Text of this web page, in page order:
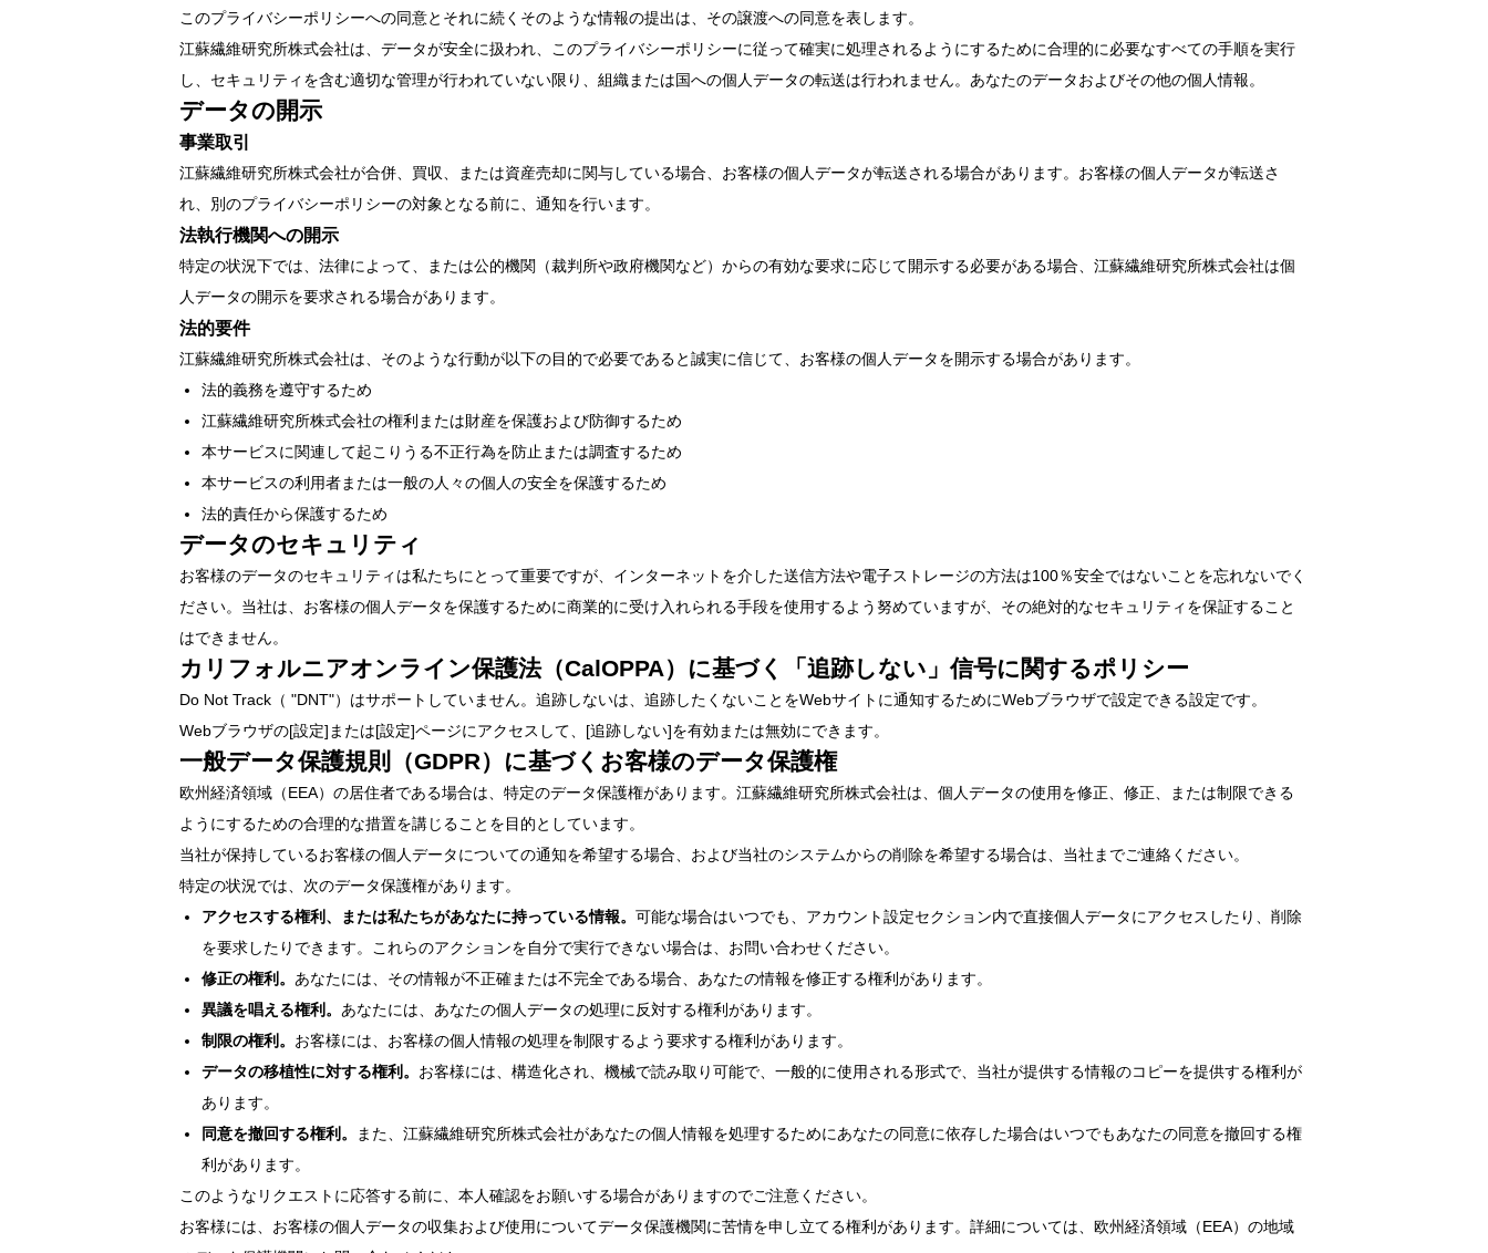
このプライバシーポリシーへの同意とそれに続くそのような情報の提出は、その譲渡への同意を表します。
江蘇繊維研究所株式会社は、データが安全に扱われ、このプライバシーポリシーに従って確実に処理されるようにするために合理的に必要なすべての手順を実行
し、セキュリティを含む適切な管理が行われていない限り、組織または国への個人データの転送は行われません。あなたのデータおよびその他の個人情報。
データの開示
事業取引
江蘇繊維研究所株式会社が合併、買収、または資産売却に関与している場合、お客様の個人データが転送される場合があります。お客様の個人データが転送さ
れ、別のプライバシーポリシーの対象となる前に、通知を行います。
法執行機関への開示
特定の状況下では、法律によって、または公的機関（裁判所や政府機関など）からの有効な要求に応じて開示する必要がある場合、江蘇繊維研究所株式会社は個
人データの開示を要求される場合があります。
法的要件
江蘇繊維研究所株式会社は、そのような行動が以下の目的で必要であると誠実に信じて、お客様の個人データを開示する場合があります。
法的義務を遵守するため
江蘇繊維研究所株式会社の権利または財産を保護および防御するため
本サービスに関連して起こりうる不正行為を防止または調査するため
本サービスの利用者または一般の人々の個人の安全を保護するため
法的責任から保護するため
データのセキュリティ
お客様のデータのセキュリティは私たちにとって重要ですが、インターネットを介した送信方法や電子ストレージの方法は100％安全ではないことを忘れないでく
ださい。当社は、お客様の個人データを保護するために商業的に受け入れられる手段を使用するよう努めていますが、その絶対的なセキュリティを保証すること
はできません。
カリフォルニアオンライン保護法（CalOPPA）に基づく「追跡しない」信号に関するポリシー
Do Not Track（ "DNT"）はサポートしていません。追跡しないは、追跡したくないことをWebサイトに通知するためにWebブラウザで設定できる設定です。
Webブラウザの[設定]または[設定]ページにアクセスして、[追跡しない]を有効または無効にできます。
一般データ保護規則（GDPR）に基づくお客様のデータ保護権
欧州経済領域（EEA）の居住者である場合は、特定のデータ保護権があります。江蘇繊維研究所株式会社は、個人データの使用を修正、修正、または制限できる
ようにするための合理的な措置を講じることを目的としています。
当社が保持しているお客様の個人データについての通知を希望する場合、および当社のシステムからの削除を希望する場合は、当社までご連絡ください。
特定の状況では、次のデータ保護権があります。
アクセスする権利、または私たちがあなたに持っている情報。 可能な場合はいつでも、アカウント設定セクション内で直接個人データにアクセスしたり、削除
を要求したりできます。これらのアクションを自分で実行できない場合は、お問い合わせください。
修正の権利。 あなたには、その情報が不正確または不完全である場合、あなたの情報を修正する権利があります。
異議を唱える権利。 あなたには、あなたの個人データの処理に反対する権利があります。
制限の権利。 お客様には、お客様の個人情報の処理を制限するよう要求する権利があります。
データの移植性に対する権利。 お客様には、構造化され、機械で読み取り可能で、一般的に使用される形式で、当社が提供する情報のコピーを提供する権利が
あります。
同意を撤回する権利。
また、江蘇繊維研究所株式会社があなたの個人情報を処理するためにあなたの同意に依存した場合はいつでもあなたの同意を撤回する権
利があります。
このようなリクエストに応答する前に、本人確認をお願いする場合がありますのでご注意ください。
お客様には、お客様の個人データの収集および使用についてデータ保護機関に苦情を申し立てる権利があります。詳細については、欧州経済領域（EEA）の地域